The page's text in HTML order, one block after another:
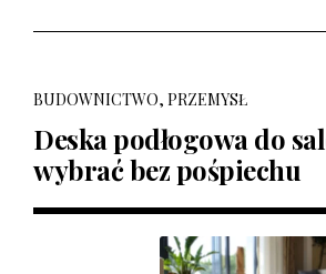
BUDOWNICTWO, PRZEMYSŁ
Deska podłogowa do
wybrać bez pośpiechu